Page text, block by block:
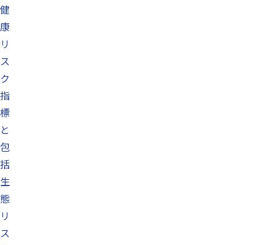
健
康
リ
ス
ク
指
標
と
包
括
生
態
リ
ス